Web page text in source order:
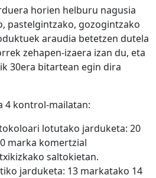
horien helburu nagusia
pastelgintzako, gozogintzako
araudia betetzen dutela
zehapen-izaera izan du, eta
30era bitartean egin dira
4 kontrol-mailatan:
lotutako jarduketa: 20
marka komertzial
saltokietan.
jarduketa: 13 markatako 14